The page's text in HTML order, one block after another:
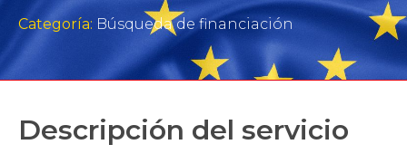
Categoría: Búsqueda de financiación
Descripción del servicio